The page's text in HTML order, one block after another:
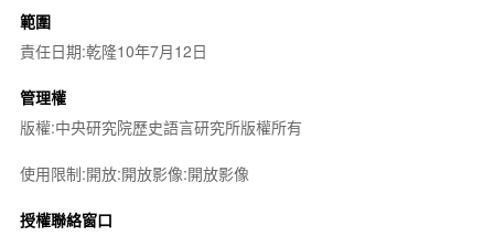
範圍
責任日期:乾隆10年7月12日
管理權
版權:中央研究院歷史語言研究所版權所有
使用限制:開放:開放影像:開放影像
授權聯絡窗口